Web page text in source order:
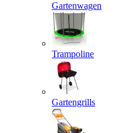
Gartenwagen
Trampoline
Gartengrills